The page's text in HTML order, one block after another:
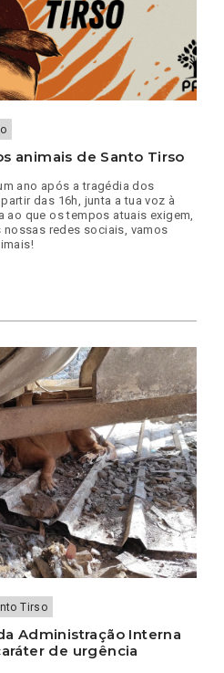
animais de Santo Tirso
ano após a tragédia dos
das 16h, junta a tua voz à
ao que os tempos atuais exigem,
redes sociais, vamos
Tirso
Administração Interna
de urgência